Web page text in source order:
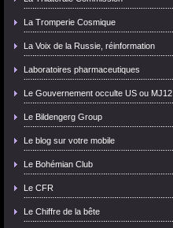
La Tromperie Cosmique
La Voix de la Russie, réinformation
Laboratoires pharmaceutiques
Le Gouvernement occulte US ou MJ12
Le Bildengerg Group
Le blog sur votre mobile
Le Bohémian Club
Le CFR
Le Chiffre de la bête